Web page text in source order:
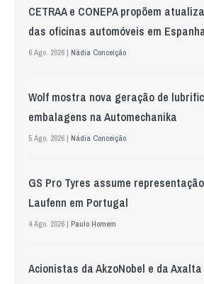
CETRAA e CONEPA propõem
das oficinas automóveis em
6 Ago. 2026 | Nádia Conceição
Wolf mostra nova geração de
embalagens na Automechanika
5 Ago. 2026 | Nádia Conceição
GS Pro Tyres assume
Laufenn em Portugal
4 Ago. 2026 | Paulo Homem
Acionistas da AkzoNobel e da